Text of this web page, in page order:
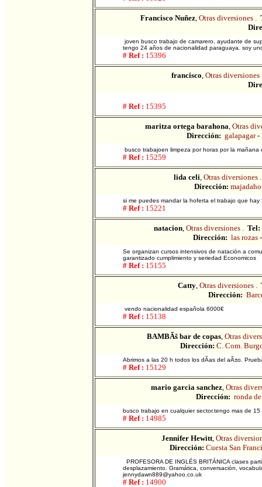
Francisco Nuñez, Otras diversiones .
joven busco trabajo de camarero, ayudante de
tengo 24 años de nacionalidad paraguaya. soy
# Ref : 15396
francisco, Otras diversiones
# Ref : 15395
maritza ortega barahona, Otras
Dirección: galapagar-
busco trabajoen limpeza por horas por la
# Ref : 15259
lida celi, Otras diversiones .
Dirección:
si me puedes mandar la hoferta el trabajo que
# Ref : 15221
natacion, Otras diversiones . Tel:
Dirección: las rozas
Se organizan cursos intensivos de natación a
garantizado cumplimiento y seriedad Economicos
# Ref : 15155
Catty, Otras diversiones .
Dirección:
vendo nacionalidad española 6000€
# Ref : 15138
BAMBÃš bar de copas, Otras
Dirección: C. Com.
Abrimos a las 20 h todos los dÃ­as del aÃ±o.
# Ref : 15129
mario garcia sanchez, Otras
Dirección: ronda
busco trabajo en cualquier sector.tengo mas de
# Ref : 14985
Jennifer Hewitt, Otras
Dirección: Cuesta San
PROFESORA DE INGLÉS BRITÁNICA clases
desplazamiento. Gramática, conversación,
jennydawn889@yahoo.co.uk
# Ref : 14900